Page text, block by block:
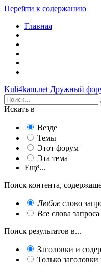
Перейти к содержанию
Главная
Kuli4kam.net Дружный
Искать в
Везде
Темы
Этот форум
Эта тема
Ещё...
Поиск контента,
Любое слово
Все слова запроса
Поиск результатов в...
Заголовки и
Только заголовки